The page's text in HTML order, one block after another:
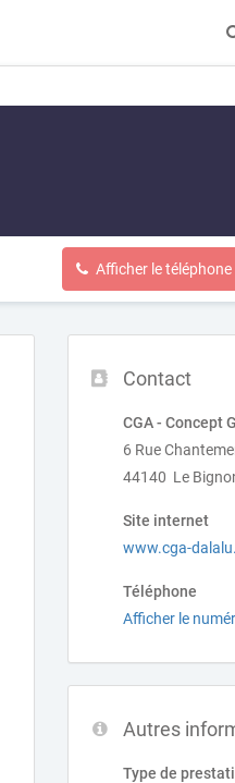
Afficher le téléphone
Contact
CGA - Concept
6 Rue
44140 Le
Site internet
www.cga-
Téléphone
Afficher le
Autres
Type de